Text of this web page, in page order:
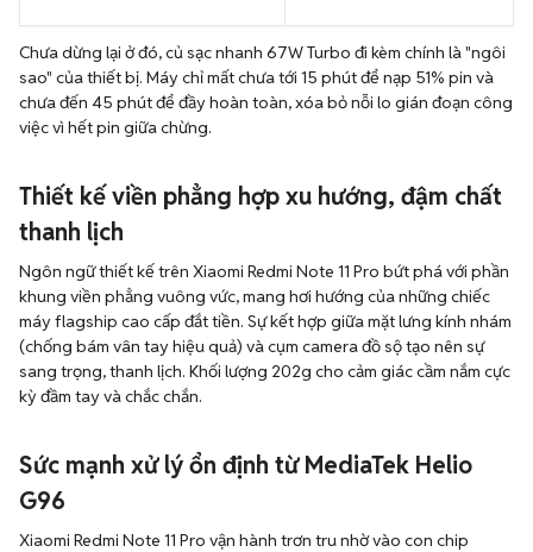
Chưa dừng lại ở đó, củ sạc nhanh 67W Turbo đi kèm chính là "ngôi
sao" của thiết bị. Máy chỉ mất chưa tới 15 phút để nạp 51% pin và
chưa đến 45 phút để đầy hoàn toàn, xóa bỏ nỗi lo gián đoạn công
việc vì hết pin giữa chừng.
Thiết kế viền phẳng hợp xu hướng, đậm chất
thanh lịch
Ngôn ngữ thiết kế trên Xiaomi Redmi Note 11 Pro bứt phá với phần
khung viền phẳng vuông vức, mang hơi hướng của những chiếc
máy flagship cao cấp đắt tiền. Sự kết hợp giữa mặt lưng kính nhám
(chống bám vân tay hiệu quả) và cụm camera đồ sộ tạo nên sự
sang trọng, thanh lịch. Khối lượng 202g cho cảm giác cầm nắm cực
kỳ đầm tay và chắc chắn.
Sức mạnh xử lý ổn định từ MediaTek Helio
G96
Xiaomi Redmi Note 11 Pro vận hành trơn tru nhờ vào con chip